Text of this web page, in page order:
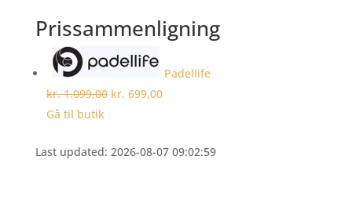
Prissammenligning
Padellife
kr. 1.099,00 kr. 699,00
Gå til butik
Last updated: 2026-08-07 09:02:59